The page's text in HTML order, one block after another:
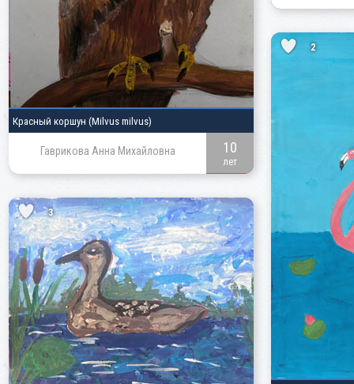
Красный коршун (Milvus milvus)
Гаврикова Анна Михайловна 10
лет
2
3